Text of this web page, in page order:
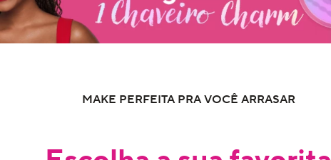
MAKE PERFEITA PRA VOCÊ ARRASAR